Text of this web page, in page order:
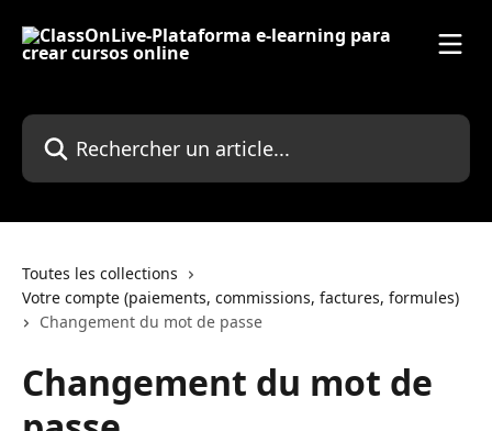
Rechercher un article...
Toutes les collections
Votre compte (paiements, commissions, factures, formules)
Changement du mot de passe
Changement du mot de